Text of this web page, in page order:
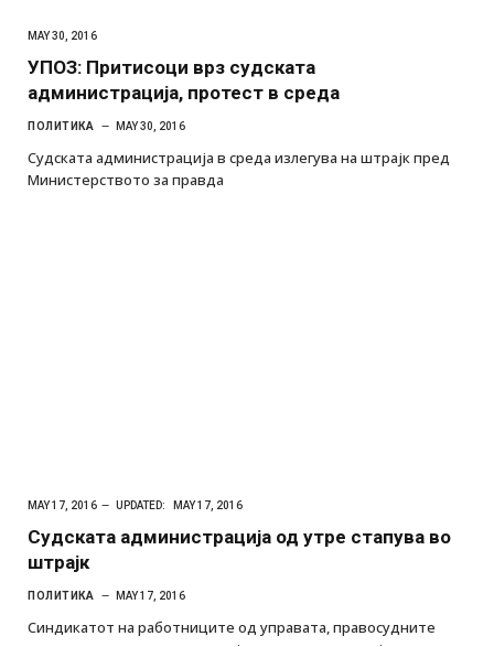
MAY 30, 2016
УПОЗ: Притисоци врз судската
администрација, протест в среда
ПОЛИТИКА MAY 30, 2016
Судската администрација в среда излегува на штрајк пред
Министерството за правда
MAY 17, 2016 UPDATED: MAY 17, 2016
Судската администрација од утре стапува во
штрајк
ПОЛИТИКА MAY 17, 2016
Синдикатот на работниците од управата, правосудните